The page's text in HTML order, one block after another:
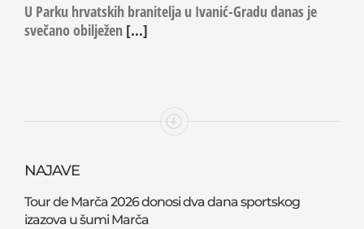
U Parku hrvatskih branitelja u Ivanić-Gradu danas je
svečano obilježen [...]
NAJAVE
Tour de Marča 2026 donosi dva dana sportskog
izazova u šumi Marča